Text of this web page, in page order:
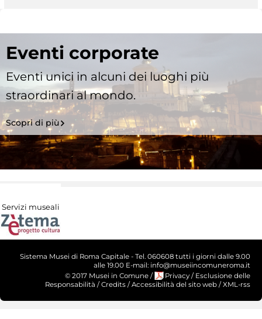
Eventi corporate
Eventi unici in alcuni dei luoghi più
straordinari al mondo.
Scopri di più
Servizi museali
Sistema Musei di Roma Capitale - Tel. 060608 tutti i giorni dalle 9.00
alle 19.00 E-mail: info@museiincomuneroma.it
© 2017 Musei in Comune / Privacy / Esclusione delle
Responsabilità / Credits / Accessibilità del sito web / XML-rss